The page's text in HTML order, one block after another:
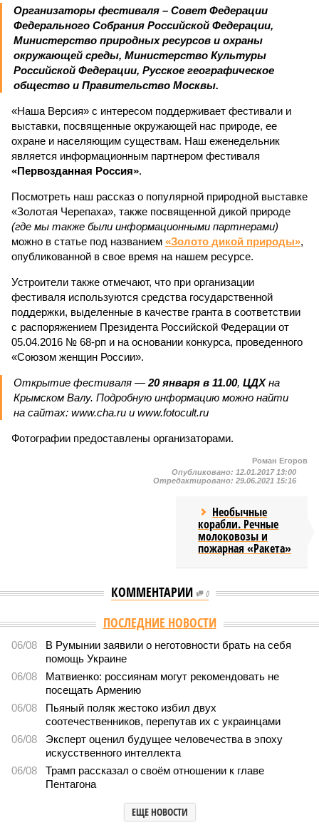
Организаторы фестиваля – Совет Федерации
Федерального Собрания Российской Федерации,
Министерство природных ресурсов и охраны
окружающей среды, Министерство Культуры
Российской Федерации, Русское географическое
общество и Правительство Москвы.
«Наша Версия» с интересом поддерживает фестивали и
выставки, посвященные окружающей нас природе, ее
охране и населяющим существам. Наш еженедельник
является информационным партнером фестиваля
«Первозданная Россия».
Посмотреть наш рассказ о популярной природной выставке
«Золотая Черепаха», также посвященной дикой природе
(где мы также были информационными партнерами)
можно в статье под названием «Золото дикой природы»,
опубликованной в свое время на нашем ресурсе.
Устроители также отмечают, что при организации
фестиваля используются средства государственной
поддержки, выделенные в качестве гранта в соответствии
c распоряжением Президента Российской Федерации от
05.04.2016 № 68-рп и на основании конкурса, проведенного
«Союзом женщин России».
Открытие фестиваля — 20 января в 11.00, ЦДХна
Крымском Валу. Подробную информацию можно найти
на сайтах: www.cha.ru и www.fotocult.ru
Фотографии предоставлены организаторами.
Роман Егоров
Опубликовано: 12.01.2017 13:00
Отредактировано: 29.06.2021 15:16
Необычные
корабли. Речные
молоковозы и
пожарная «Ракета»
КОММЕНТАРИИ 0
ПОСЛЕДНИЕ НОВОСТИ
06/08
В Румынии заявили о неготовности брать на себя
помощь Украине
06/08
Матвиенко: россиянам могут рекомендовать не
посещать Армению
06/08
Пьяный поляк жестоко избил двух
соотечественников, перепутав их с украинцами
06/08
Эксперт оценил будущее человечества в эпоху
искусственного интеллекта
06/08
Трамп рассказал о своём отношении к главе
Пентагона
ЕЩЕ НОВОСТИ